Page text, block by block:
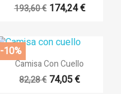
193,60 € 174,24 €
 Vista rápida
Camisa Con Cuello
82,28 € 74,05 €
-10%